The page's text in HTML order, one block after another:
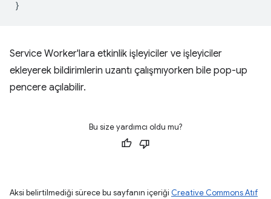
}
Service Worker'lara etkinlik işleyiciler ve işleyiciler
ekleyerek bildirimlerin uzantı çalışmıyorken bile pop-up
pencere açılabilir.
Bu size yardımcı oldu mu?
Aksi belirtilmediği sürece bu sayfanın içeriği Creative Commons Atıf